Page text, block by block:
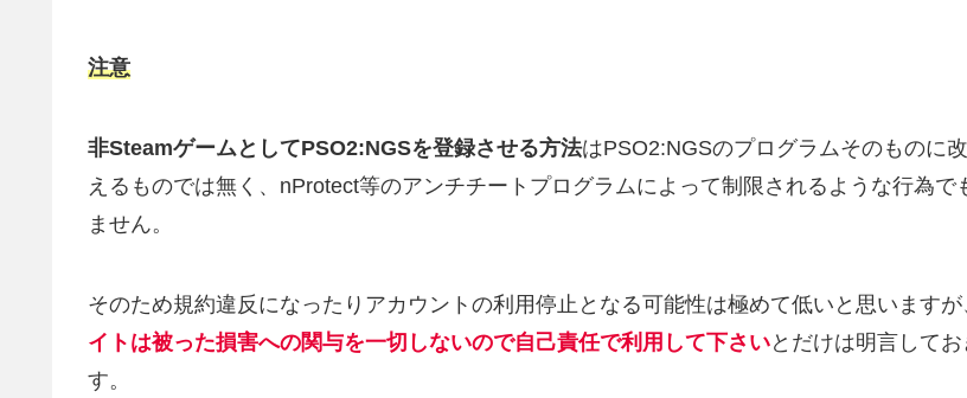
注意
非SteamゲームとしてPSO2:NGSを登録させる方法はPSO2:NGSのプログラムそのものに
えるものでは無く、nProtect等のアンチチートプログラムによって制限されるような行為で
ません。
そのため規約違反になったりアカウントの利用停止となる可能性は極めて低いと思いますが
イトは被った損害への関与を一切しないので自己責任で利用して下さいとだけは明言してお
す。